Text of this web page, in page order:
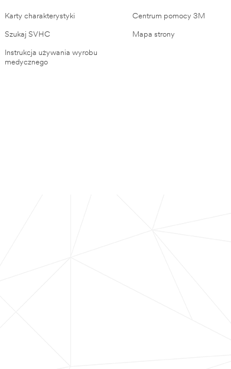
Karty charakterystyki
Szukaj SVHC
Instrukcja używania wyrobu
medycznego
Centrum pomocy 3M
Mapa strony